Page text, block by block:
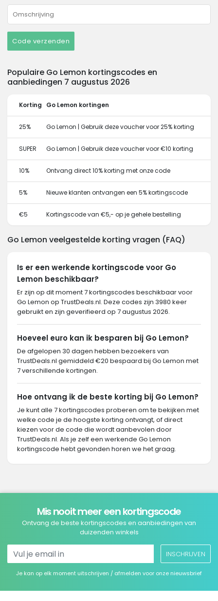
Code verzenden
Populaire Go Lemon kortingscodes en
aanbiedingen 7 augustus 2026
Korting Go Lemon kortingen
25% Go Lemon | Gebruik deze voucher voor 25% korting
SUPER Go Lemon | Gebruik deze voucher voor €10 korting
10% Ontvang direct 10% korting met onze code
5% Nieuwe klanten ontvangen een 5% kortingscode
€5 Kortingscode van €5,- op je gehele bestelling
Go Lemon veelgestelde korting vragen (FAQ)
Is er een werkende kortingscode voor Go
Lemon beschikbaar?
Er zijn op dit moment 7 kortingscodes beschikbaar voor
Go Lemon op TrustDeals.nl. Deze codes zijn 3980 keer
gebruikt en zijn geverifieerd op 7 augustus 2026.
Hoeveel euro kan ik besparen bij Go Lemon?
De afgelopen 30 dagen hebben bezoekers van
TrustDeals.nl gemiddeld €20 bespaard bij Go Lemon met
7 verschillende kortingen.
Hoe ontvang ik de beste korting bij Go Lemon?
Je kunt alle 7 kortingscodes proberen om te bekijken met
welke code je de hoogste korting ontvangt, of direct
kiezen voor de code die wordt aanbevolen door
TrustDeals.nl. Als je zelf een werkende Go Lemon
kortingscode hebt gevonden horen we het graag.
Mis nooit meer een kortingscode
Ontvang de beste kortingscodes en aanbiedingen van
duizenden winkels
INSCHRIJVEN
Je kan op elk moment uitschrijven / afmelden voor onze nieuwsbrief